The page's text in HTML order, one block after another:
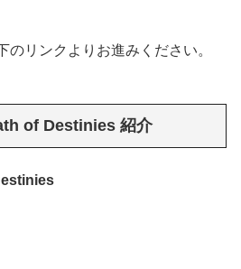
リンクよりお進みください。
of Destinies 紹介